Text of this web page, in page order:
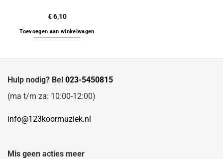
€6,10
Toevoegen aan winkelwagen
Hulp nodig? Bel 023-5450815
(ma t/m za: 10:00-12:00)
info@123koormuziek.nl
Mis geen acties meer